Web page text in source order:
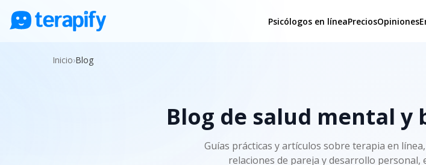
Psicólogos en líneaPreciosOpiniones
Inicio›Blog
Blog de salud mental
Guías prácticas y artículos sobre terapia en
relaciones de pareja y desarrollo